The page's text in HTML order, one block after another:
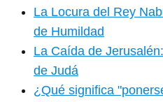
La Locura del Rey
de Humildad
La Caída de
de Judá
¿Qué significa